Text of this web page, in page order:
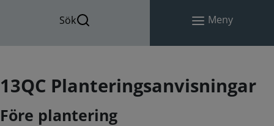
Sök Meny
13QC Planteringsanvisningar
Före plantering